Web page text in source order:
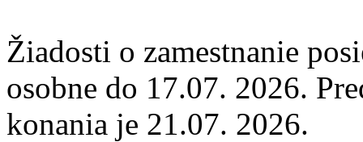
Žiadosti o zamestnanie
osobne do 17.07. 2026.
konania je 21.07. 2026.